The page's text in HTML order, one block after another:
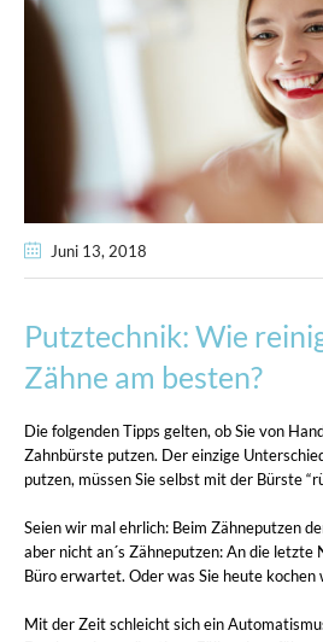
Juni 13, 2018
Putztechnik: Wie
Zähne am besten?
Die folgenden Tipps gelten, ob Sie von
Zahnbürste putzen. Der einzige
putzen, müssen Sie selbst mit der Bürste
Seien wir mal ehrlich: Beim Zähneputzen
aber nicht an´s Zähneputzen: An die letzte
Büro erwartet. Oder was Sie heute kochen
Mit der Zeit schleicht sich ein